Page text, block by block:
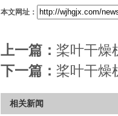
本文网址：
上一篇： 桨叶干燥
下一篇： 桨叶干燥
相关新闻